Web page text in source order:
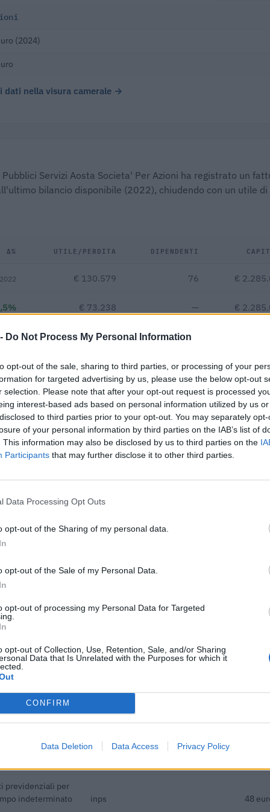
Do Not Process My Personal Information
opt-out of the sale, sharing to third parties, or processing of your
for targeted advertising by us, please use the below opt-out
selection. Please note that after your opt-out request is processed
interest-based ads based on personal information utilized by us
to third parties prior to your opt-out. You may separately
of your personal information by third parties on the IAB’s list of
This information may also be disclosed by us to third parties on the
Participants that may further disclose it to other third parties.
Data Processing Opt Outs
opt-out of the Sharing of my personal data.
opt-out of the Sale of my Personal Data.
opt-out of processing my Personal Data for Targeted
opt-out of Collection, Use, Retention, Sale, and/or Sharing
Data that Is Unrelated with the Purposes for which it
CONFIRM
Data Deletion Data Access Privacy Policy
(2024)
dati nella visura camerale →
Servizi Aosta Societa' Per Azioni ha registrato un
bilancio disponibile (2022), chiudendo con un utile di
Δ% UTILE/PERDITA DIPENDENTI
€ 130.579 76 €
€ 73.238 — €
— —
€ 160.123
Fatturato per dipendente
aggiudicataria di 2 appalti pubblici per un importo
euro (dati 2012–2026).
IMPORTO AGGIUDICATO
70.414 euro
beneficiaria di 14 aiuti o contributi pubblici per un totale di
euro (2022–2026).
ENTE CONCEDENTE
per
indeterminato
inps
previdenziali per
indeterminato
inps 48